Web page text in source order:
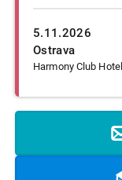
5.11.2026
Ostrava
Harmony Club Hotel